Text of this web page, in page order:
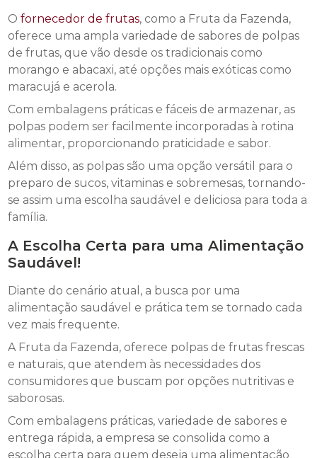
Ofornecedor de frutas, como a Fruta da Fazenda,
oferece uma ampla variedade de sabores de polpas
de frutas, que vão desde os tradicionais como
morango e abacaxi, até opções mais exóticas como
maracujá e acerola.
Com embalagens práticas e fáceis de armazenar, as
polpas podem ser facilmente incorporadas à rotina
alimentar, proporcionando praticidade e sabor.
Além disso, as polpas são uma opção versátil para o
preparo de sucos, vitaminas e sobremesas, tornando-
se assim uma escolha saudável e deliciosa para toda a
família.
A Escolha Certa para uma Alimentação
Saudável!
Diante do cenário atual, a busca por uma
alimentação saudável e prática tem se tornado cada
vez mais frequente.
A Fruta da Fazenda, oferece polpas de frutas frescas
e naturais, que atendem às necessidades dos
consumidores que buscam por opções nutritivas e
saborosas.
Com embalagens práticas, variedade de sabores e
entrega rápida, a empresa se consolida como a
escolha certa para quem deseja uma alimentação